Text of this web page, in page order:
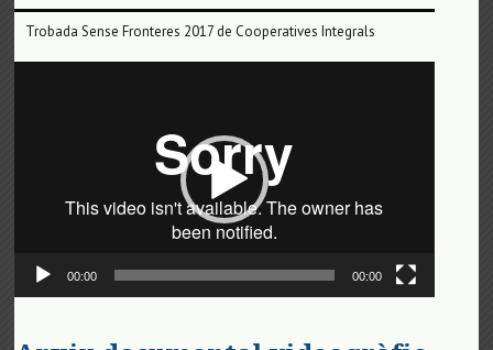
Trobada Sense Fronteres 2017 de Cooperatives Integrals
00:00 00:00